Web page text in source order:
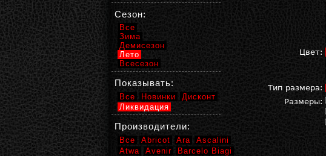
Цвет:
Тип размера:
Размеры:
Сезон:
Все
Зима
Демисезон
Лето
Всесезон
Показывать:
Все Новинки
Дисконт
Ликвидация
Производители:
Все Abricot Ara
Ascalini
Atwa
Avenir
Barcelo Biagi